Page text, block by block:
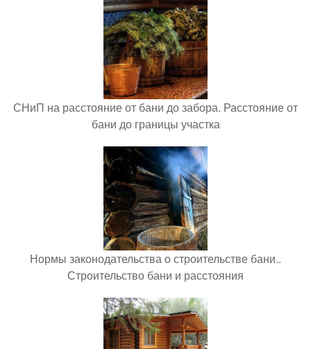
СНиП на расстояние от бани до забора. Расстояние от
бани до границы участка
Нормы законодательства о строительстве бани..
Строительство бани и расстояния